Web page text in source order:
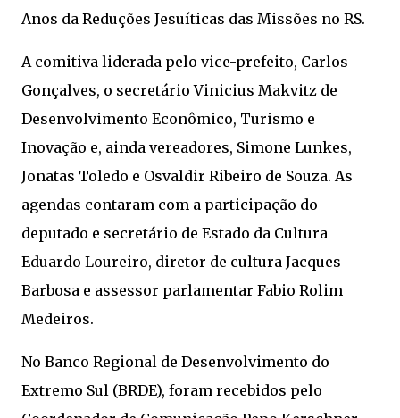
Anos da Reduções Jesuíticas das Missões no RS.
A comitiva liderada pelo vice-prefeito, Carlos
Gonçalves, o secretário Vinicius Makvitz de
Desenvolvimento Econômico, Turismo e
Inovação e, ainda vereadores, Simone Lunkes,
Jonatas Toledo e Osvaldir Ribeiro de Souza. As
agendas contaram com a participação do
deputado e secretário de Estado da Cultura
Eduardo Loureiro, diretor de cultura Jacques
Barbosa e assessor parlamentar Fabio Rolim
Medeiros.
No Banco Regional de Desenvolvimento do
Extremo Sul (BRDE), foram recebidos pelo